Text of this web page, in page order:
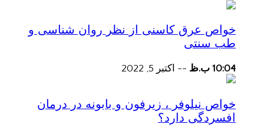
خواص عرق کاسنی از نظر روان شناسی و
طب سنتی
10:04 ب.ظ -- اکتبر 5, 2022
خواص نیلوفر ، زیرفون و بابونه در درمان
افسردگی دارد؟